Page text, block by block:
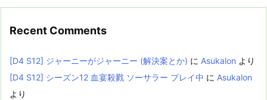
Recent Comments
[D4 S12] ジャーニーがジャーニー (解決案とか) に Asukalon より
[D4 S12] シーズン12 血宴殺戮 ソーサラー プレイ中 に Asukalon
より